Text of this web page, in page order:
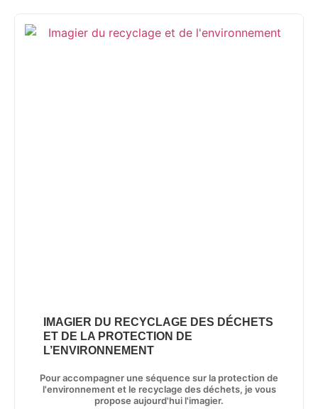
IMAGIER DU RECYCLAGE DES DÉCHETS
ET DE LA PROTECTION DE
L’ENVIRONNEMENT
Pour accompagner une séquence sur la protection de
l'environnement et le recyclage des déchets, je vous
propose aujourd'hui l'imagier.